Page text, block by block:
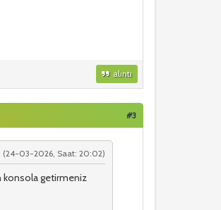
alıntı
#3
(24-03-2026, Saat: 20:02)
konsola getirmeniz